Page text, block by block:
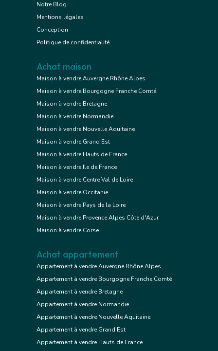
Notre Blog
Mentions légales
Conception
Politique de confidentialité
Achat maison
Maison à vendre Auvergne Rhône Alpes
Maison à vendre Bourgogne Franche Comté
Maison à vendre Bretagne
Maison à vendre Normandie
Maison à vendre Nouvelle Aquitaine
Maison à vendre Grand Est
Maison à vendre Hauts de France
Maison à vendre Ile de France
Maison à vendre Centre Val de Loire
Maison à vendre Occitanie
Maison à vendre Pays de la Loire
Maison à vendre Provence Alpes Côte d'Azur
Maison à vendre Corse
Achat appartement
Appartement à vendre Auvergne Rhône Alpes
Appartement à vendre Bourgogne Franche Comté
Appartement à vendre Bretagne
Appartement à vendre Normandie
Appartement à vendre Nouvelle Aquitaine
Appartement à vendre Grand Est
Appartement à vendre Hauts de France